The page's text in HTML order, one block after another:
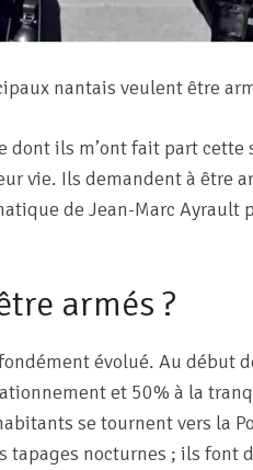
nantais veulent être
dont ils m’ont fait part cette
vie. Ils demandent à être
de Jean-Marc Ayrault
armés ?
évolué. Au début
et 50% à la
se tournent vers la
tapages nocturnes ; ils font